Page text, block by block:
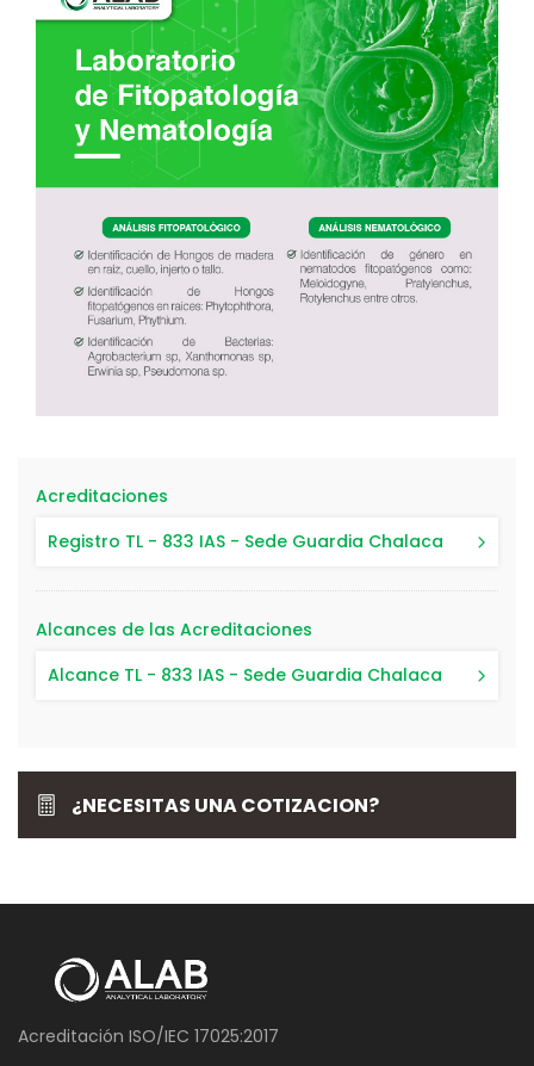
Acreditaciones
Registro TL - 833 IAS - Sede Guardia Chalaca
Alcances de las Acreditaciones
Alcance TL - 833 IAS - Sede Guardia Chalaca
¿NECESITAS UNA COTIZACION?
Acreditación ISO/IEC 17025:2017